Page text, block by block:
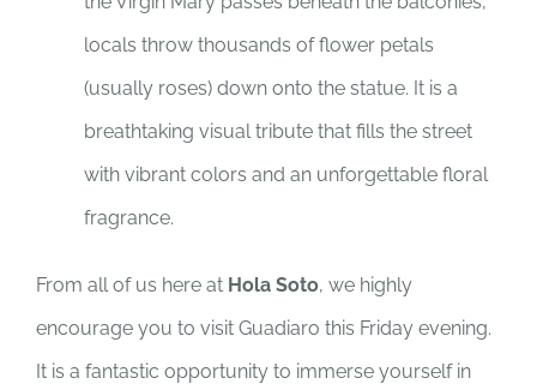
locals throw thousands of flower petals
(usually roses) down onto the statue. It is a
breathtaking visual tribute that fills the street
with vibrant colors and an unforgettable floral
fragrance.
From all of us here at Hola Soto, we highly
encourage you to visit Guadiaro this Friday evening.
It is a fantastic opportunity to immerse yourself in